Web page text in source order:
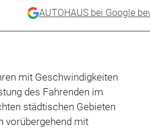
AUTOHAUS bei Google
mit Geschwindigkeiten
des Fahrenden im
städtischen Gebieten
vorübergehend mit